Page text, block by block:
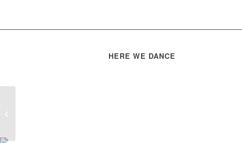
HERE WE DANCE